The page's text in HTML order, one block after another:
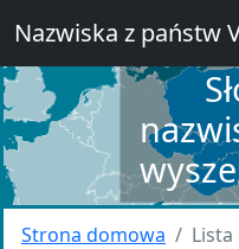
Nazwiska z państw
Strona domowa